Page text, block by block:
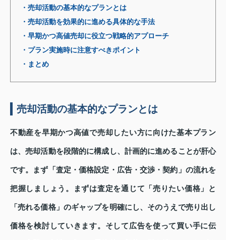
・売却活動の基本的なプランとは
・売却活動を効果的に進める具体的な手法
・早期かつ高値売却に役立つ戦略的アプローチ
・プラン実施時に注意すべきポイント
・まとめ
売却活動の基本的なプランとは
不動産を早期かつ高値で売却したい方に向けた基本プラン
は、売却活動を段階的に構成し、計画的に進めることが肝心
です。まず「査定・価格設定・広告・交渉・契約」の流れを
把握しましょう。まずは査定を通じて「売りたい価格」と
「売れる価格」のギャップを明確にし、そのうえで売り出し
価格を検討していきます。そして広告を使って買い手に伝